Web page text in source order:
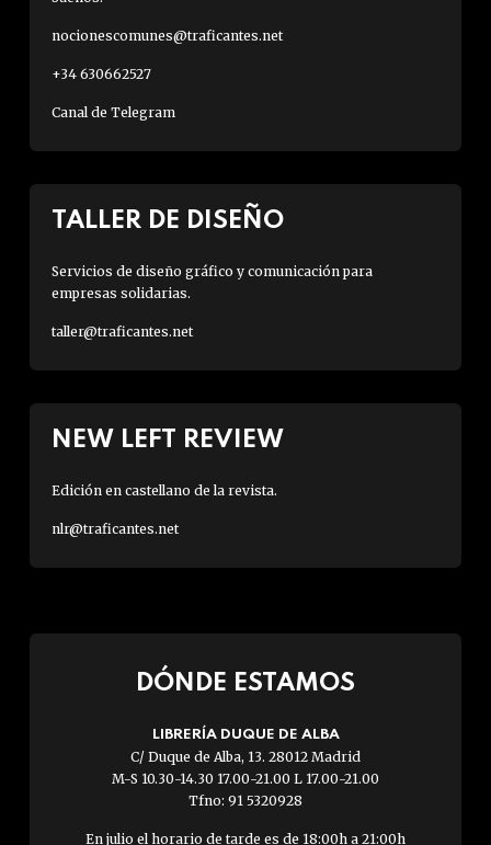
nocionescomunes@traficantes.net
+34 630662527
Canal de Telegram
TALLER DE DISEÑO
Servicios de diseño gráfico y comunicación para
empresas solidarias.
taller@traficantes.net
NEW LEFT REVIEW
Edición en castellano de la revista.
nlr@traficantes.net
DÓNDE ESTAMOS
LIBRERÍA DUQUE DE ALBA
C/ Duque de Alba, 13. 28012 Madrid
M-S 10.30-14.30 17.00-21.00 L 17.00-21.00
Tfno: 91 5320928
En julio el horario de tarde es de 18:00h a 21:00h